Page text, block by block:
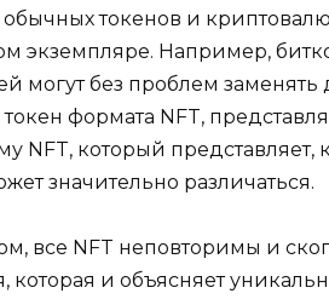
обычных токенов и
экземпляре. Например,
могут без проблем
токен формата NFT,
NFT, который
значительно различаться.
все NFT неповторимы и
и объясняет